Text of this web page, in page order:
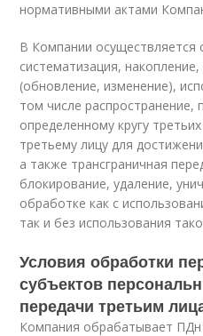
нормативными актами
В Компании осуществляется
систематизация,
(обновление, изменение),
том числе распространение,
определенному кругу
третьему лицу для
а также трансграничная
блокирование, удаление,
обработке как с
так и без использования
Условия обработки
субъектов
передачи третьим
Компания обрабатывает